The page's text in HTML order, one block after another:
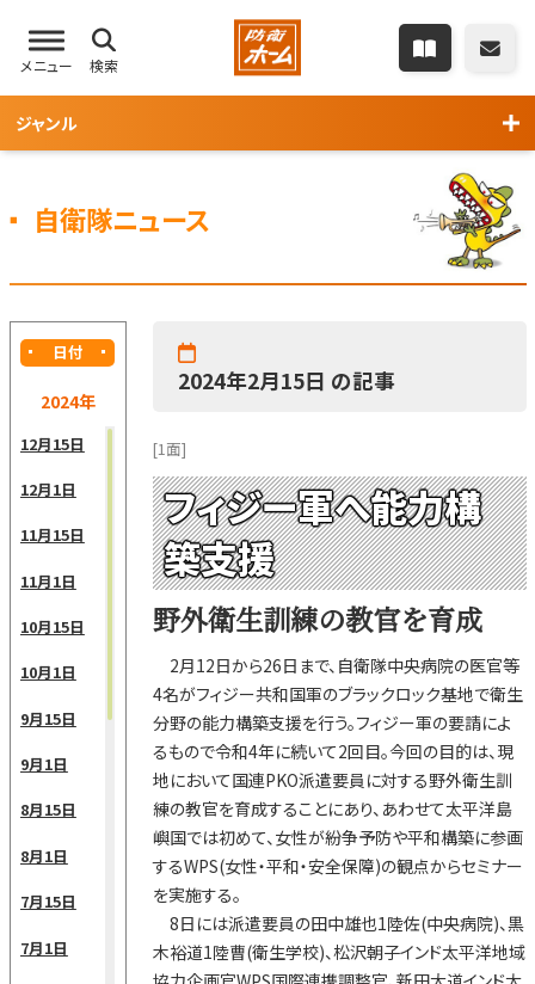
メニュー 検索
ジャンル
自衛隊ニュース
日付
2024年
12月15日
12月1日
11月15日
11月1日
10月15日
10月1日
9月15日
9月1日
8月15日
8月1日
7月15日
7月1日
2024年2月15日 の記事
[1面]
フィジー軍へ能力構
築支援
野外衛生訓練の教官を育成
2月12日から26日まで、自衛隊中央病院の医官等
4名がフィジー共和国軍のブラックロック基地で衛生
分野の能力構築支援を行う。フィジー軍の要請によ
るもので令和4年に続いて2回目。今回の目的は、現
地において国連PKO派遣要員に対する野外衛生訓
練の教官を育成することにあり、あわせて太平洋島
嶼国では初めて、女性が紛争予防や平和構築に参画
するWPS(女性・平和・安全保障)の観点からセミナー
を実施する。
8日には派遣要員の田中雄也1陸佐(中央病院)、黒
木裕道1陸曹(衛生学校)、松沢朝子インド太平洋地域